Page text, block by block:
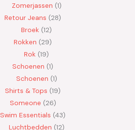
Zomerjassen 1
Retour Jeans
28
Broek 12
Rokken
29
Rok 19
Schoenen 1
Schoenen 1
Shirts & Tops 19
Someone 26
Swim Essentials 43
Luchtbedden 12